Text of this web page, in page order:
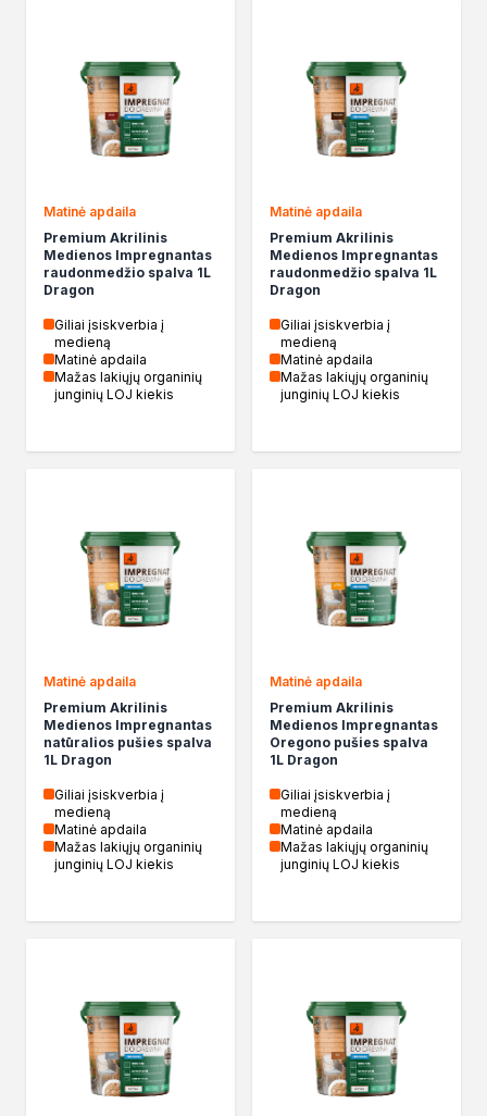
Kleje naprawcze
Kleje specjalistyczne
Kleje do drewna
Kleje do podłóg
Kleje w sprayu
Silikony
Piany
Pozostałe
Czyszczenie i rozcieńczanie
Rozcieńczalniki ogólnego stosowania
Rozcieńczalniki specjalistyczne
Rozcieńczalniki BIO
Chemia gospodarcza
Środki czyszczące
Lakierobejce
Farby w aerozolu
Impregnaty dekoracyjny do drewna
Żywica epoksydowa
Impregnaty do drewna konstrukcyjnego
Remont
Grunty
Folie w płynie
Masy szpachlowe budowlane
Akryle
Silikony
Impregnacja
Impregnaty do drewna konstrukcyjnego
Lakiery dekoracyjne
Domowe porządki
Motoryzacja i reperacja
Artykuły sezonowe
Matinė apdaila
Premium Akrilinis
Medienos Impregnantas
raudonmedžio spalva 1L
Dragon
Giliai įsiskverbia į
medieną
Matinė apdaila
Mažas lakiųjų organinių
junginių LOJ kiekis
Matinė apdaila
Premium Akrilinis
Medienos Impregnantas
raudonmedžio spalva 1L
Dragon
Giliai įsiskverbia į
medieną
Matinė apdaila
Mažas lakiųjų organinių
junginių LOJ kiekis
Matinė apdaila
Premium Akrilinis
Medienos Impregnantas
natūralios pušies spalva
1L Dragon
Giliai įsiskverbia į
medieną
Matinė apdaila
Mažas lakiųjų organinių
junginių LOJ kiekis
Matinė apdaila
Premium Akrilinis
Medienos Impregnantas
Oregono pušies spalva
1L Dragon
Giliai įsiskverbia į
medieną
Matinė apdaila
Mažas lakiųjų organinių
junginių LOJ kiekis